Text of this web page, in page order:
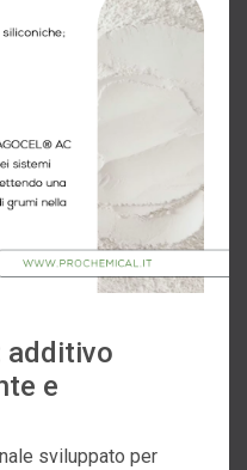
additivo
e
sviluppato per